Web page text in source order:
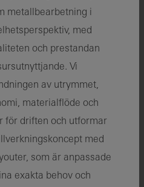
metallbearbetning i
med
och prestandan
Vi
av utrymmet,
materialflöde och
för driften och utformar
med
som är anpassade
exakta behov och